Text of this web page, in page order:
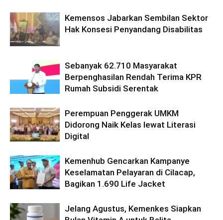
Kemensos Jabarkan Sembilan Sektor
Hak Konsesi Penyandang Disabilitas
Sebanyak 62.710 Masyarakat
Berpenghasilan Rendah Terima KPR
Rumah Subsidi Serentak
Perempuan Penggerak UMKM
Didorong Naik Kelas lewat Literasi
Digital
Kemenhub Gencarkan Kampanye
Keselamatan Pelayaran di Cilacap,
Bagikan 1.690 Life Jacket
Jelang Agustus, Kemenkes Siapkan